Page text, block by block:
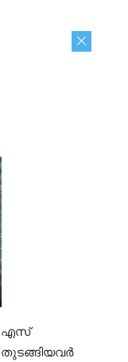
എസ്
തുടങ്ങിയവർ